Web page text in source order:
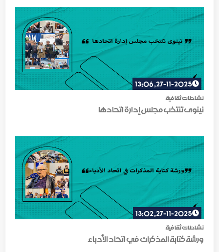
نشاطات ثقافية
27-11-2025, 13:06
نينوى تنتخب مجلس إدارة اتحادها
نشاطات ثقافية
27-11-2025, 13:02
ورشة كتابة المذكرات في اتحاد الأدباء